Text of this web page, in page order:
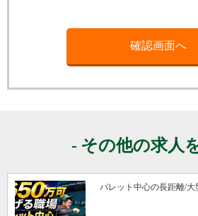
その他の求人
パレット中心の長距離/